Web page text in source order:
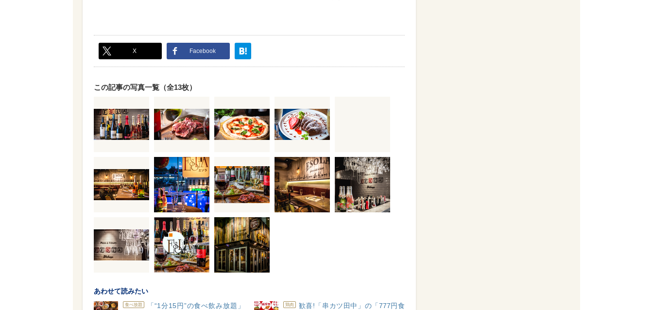
X Facebook
この記事の写真一覧（全13枚）
あわせて読みたい
食べ放題
「“1分15円”の食べ飲み放題」
鶏肉
歓喜!「串カツ田中」の「777円食